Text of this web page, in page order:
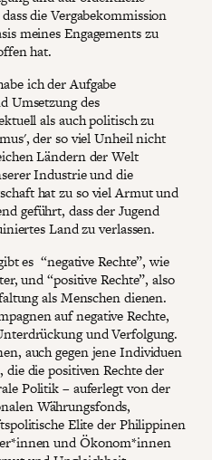
die Vergabekommission
meines Engagements zu
hat.
ich der Aufgabe
Umsetzung des
als auch politisch zu
der so viel Unheil nicht
Ländern der Welt
Industrie und die
hat zu so viel Armut und
geführt, dass der Jugend
Land zu verlassen.
es “negative Rechte”, wie
und “positive Rechte”, also
als Menschen dienen.
auf negative Rechte,
und Verfolgung.
auch gegen jene Individuen
die positiven Rechte der
Politik – auferlegt von der
Währungsfonds,
Elite der Philippinen
und Ökonom*innen